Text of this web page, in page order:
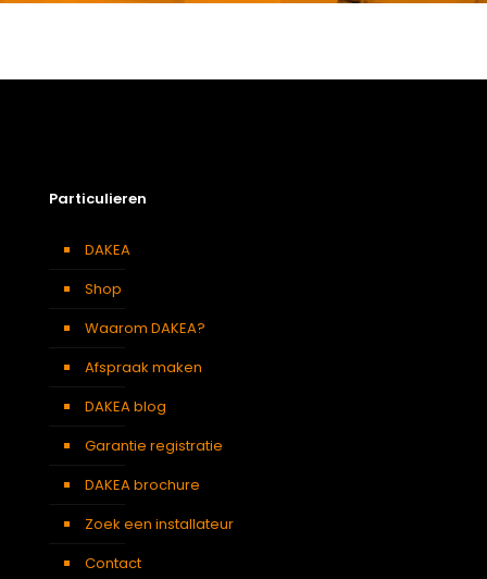
Particulieren
DAKEA
Shop
Waarom DAKEA?
Afspraak maken
DAKEA blog
Garantie registratie
DAKEA brochure
Zoek een installateur
Contact